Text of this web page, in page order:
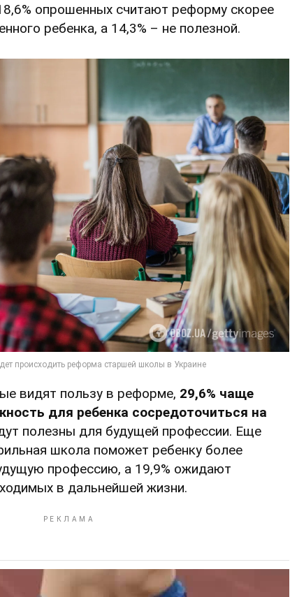
опрошенных считают реформу скорее
ребенка, а 14,3% – не полезной.
видят пользу в реформе, 29,6% чаще
для ребенка сосредоточиться на
полезны для будущей профессии. Еще
школа поможет ребенку более
профессию, а 19,9% ожидают
в дальнейшей жизни.